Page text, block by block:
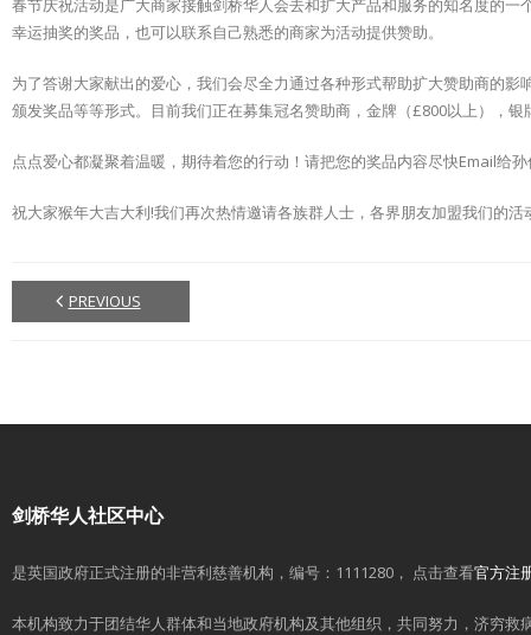
春节庆祝活动是广大商家接触剑桥华人会去和扩大产品和服务的知名度的
幸运抽奖的奖品，也可以联系自己熟悉的商家为活动提供赞助。
为了答谢大家献出的爱心，我们会尽全力通过各种形式帮助扩大赞助商的
颁发奖品等等形式。目前我们正在募集冠名赞助商，金牌（£800以上），
点点爱心都凝聚着温暖，期待着您的行动！请把您的奖品内容尽快Email
祝大家猴年大吉大利!我们再次热情邀请各族群人士，各界朋友加盟我们的
PREVIOUS
剑桥华人社区中心
是英国政府正式注册的非营利慈善机构，编号：1111280， 点击查看官方注
本机构致力于团结华人群体和当地政府机构及其他组织，共同努力，济穷